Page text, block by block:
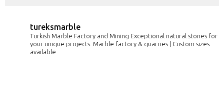
tureksmarble
Turkish Marble Factory and Mining Exceptional natural stones for
your unique projects. Marble factory & quarries | Custom sizes
available